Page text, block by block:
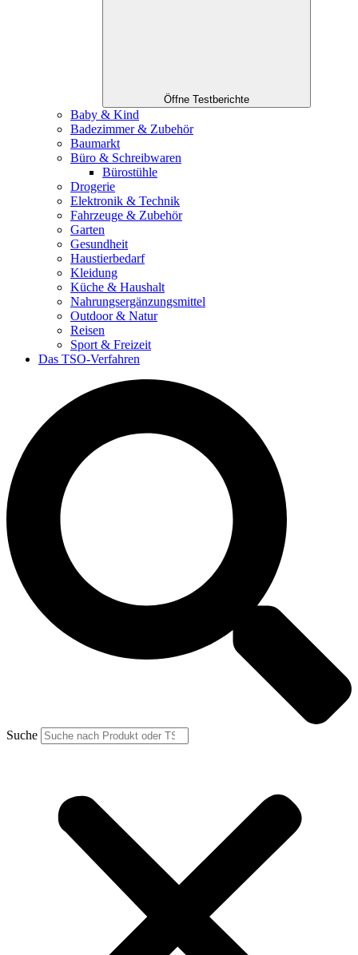
Öffne Testberichte
Baby & Kind
Badezimmer & Zubehör
Baumarkt
Büro & Schreibwaren
Bürostühle
Drogerie
Elektronik & Technik
Fahrzeuge & Zubehör
Garten
Gesundheit
Haustierbedarf
Kleidung
Küche & Haushalt
Nahrungsergänzungsmittel
Outdoor & Natur
Reisen
Sport & Freizeit
Das TSO-Verfahren
Suche